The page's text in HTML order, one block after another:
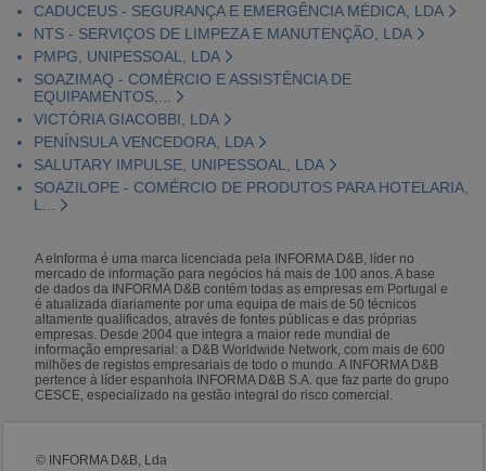
CADUCEUS - SEGURANÇA E EMERGÊNCIA MÉDICA, LDA
NTS - SERVIÇOS DE LIMPEZA E MANUTENÇÃO, LDA
PMPG, UNIPESSOAL, LDA
SOAZIMAQ - COMÉRCIO E ASSISTÊNCIA DE
EQUIPAMENTOS,...
VICTÓRIA GIACOBBI, LDA
PENÍNSULA VENCEDORA, LDA
SALUTARY IMPULSE, UNIPESSOAL, LDA
SOAZILOPE - COMÉRCIO DE PRODUTOS PARA HOTELARIA,
L...
A eInforma é uma marca licenciada pela INFORMA D&B, líder no
mercado de informação para negócios há mais de 100 anos. A base
de dados da INFORMA D&B contém todas as empresas em Portugal e
é atualizada diariamente por uma equipa de mais de 50 técnicos
altamente qualificados, através de fontes públicas e das próprias
empresas. Desde 2004 que integra a maior rede mundial de
informação empresarial: a D&B Worldwide Network, com mais de 600
milhões de registos empresariais de todo o mundo. A INFORMA D&B
pertence à líder espanhola INFORMA D&B S.A. que faz parte do grupo
CESCE, especializado na gestão integral do risco comercial.
© INFORMA D&B, Lda